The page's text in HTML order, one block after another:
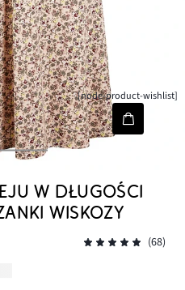
[node-product-wishlist]
W DŁUGOŚCI
WISKOZY
(68)